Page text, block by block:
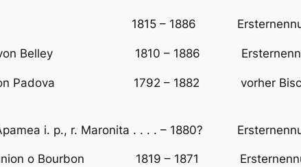
Crema 1815 – 1886
von Belley 1810 – 1886
von Padova 1792 – 1882 vorher
i. p., r. Maronita . . . . – 1880?
Réunion o Bourbon 1819 – 1871